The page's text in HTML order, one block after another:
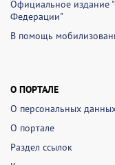
Официальное издание
Федерации"
В помощь
О ПОРТАЛЕ
О персональных
О портале
Раздел ссылок